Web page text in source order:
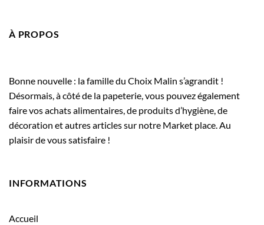
À PROPOS
Bonne nouvelle : la famille du Choix Malin s’agrandit !
Désormais, à côté de la papeterie, vous pouvez également
faire vos achats alimentaires, de produits d’hygiène, de
décoration et autres articles sur notre Market place. Au
plaisir de vous satisfaire !
INFORMATIONS
Accueil